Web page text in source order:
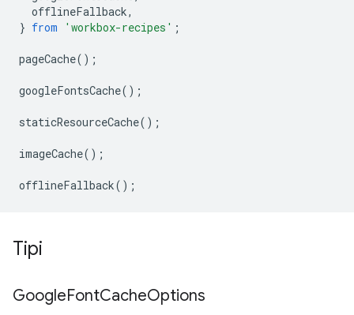
offlineFallback,
} from 'workbox-recipes' ;
pageCache();
googleFontsCache();
staticResourceCache();
imageCache();
offlineFallback();
Tipi
GoogleFontCacheOptions